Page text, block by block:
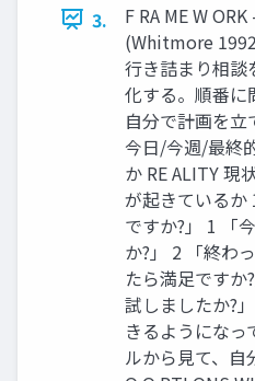
3.
F RA ME W
(Whitmore
行き詰まり相談
化する。順番に
自分で計画を立
今日/今週/最終
か RE ALITY 現
が起きているか
ですか?」 1 「
か?」 2 「終わ
たら満足ですか
試しましたか?
きるようになっ
ルから見て、自